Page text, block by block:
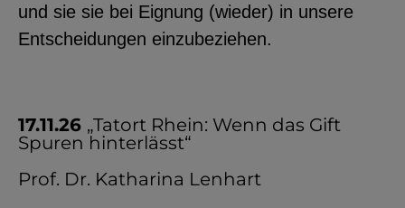
und sie sie bei Eignung (wieder) in unsere
Entscheidungen einzubeziehen.
17.11.26 „Tatort Rhein: Wenn das Gift
Spuren hinterlässt“
Prof. Dr. Katharina Lenhart